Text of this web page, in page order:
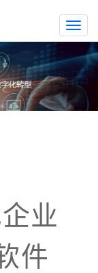
业
件